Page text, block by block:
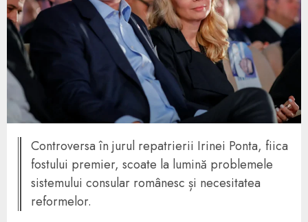
Controversa în jurul repatrierii Irinei Ponta, fiica
fostului premier, scoate la lumină problemele
sistemului consular românesc și necesitatea
reformelor.